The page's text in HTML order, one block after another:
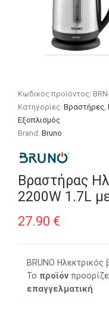
Κωδικός προϊόντος:
Κατηγορίες:Βραστήρες ,
Εξοπλισμός
Brand:Bruno
Βραστήρας
2200W 1.7L
27.90 €
BRUNO
Το προϊόν
επαγγελματική